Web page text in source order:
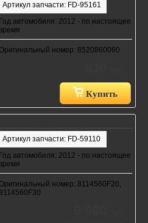
Артикул запчасти: FD-95161
Год автомобиля: 2012 - по настоящее
время
Оригинальный номер: 8520860060
Купить
Артикул запчасти: FD-59110
Год автомобиля: 2012 - по настоящее
время
Оригинальный номер: 8114560F20,
8114560F30